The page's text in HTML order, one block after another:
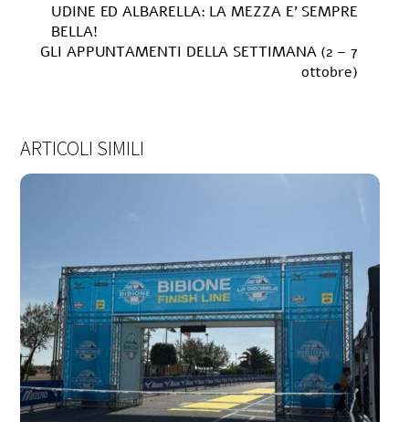
UDINE ED ALBARELLA: LA MEZZA E’ SEMPRE
BELLA!
GLI APPUNTAMENTI DELLA SETTIMANA (2 – 7
ottobre)
ARTICOLI SIMILI